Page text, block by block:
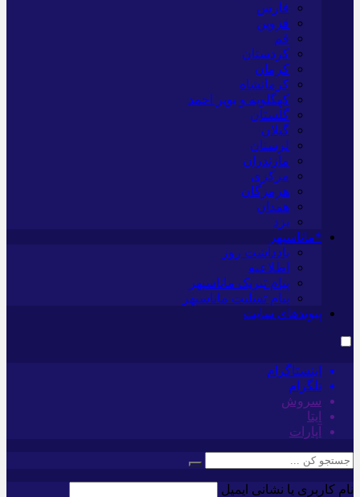
فارس
قزوین
قم
کردستان
کرمان
کرمانشاه
کهگلویه و بویر احمد
گلستان
گیلان
لرستان
مازندران
مرکزی
هرمزگان
همدان
یزد
*ماناسپهر
یادداشت روز
اطلاعیه
پیام تبریک ماناسپهر
پیام تسلیت ماناسپهر
پیوندهای سایت
اینستاگرام
تلگرام
سروش
ایتا
آپارات
نام کاربری یا نشانی ایمیل